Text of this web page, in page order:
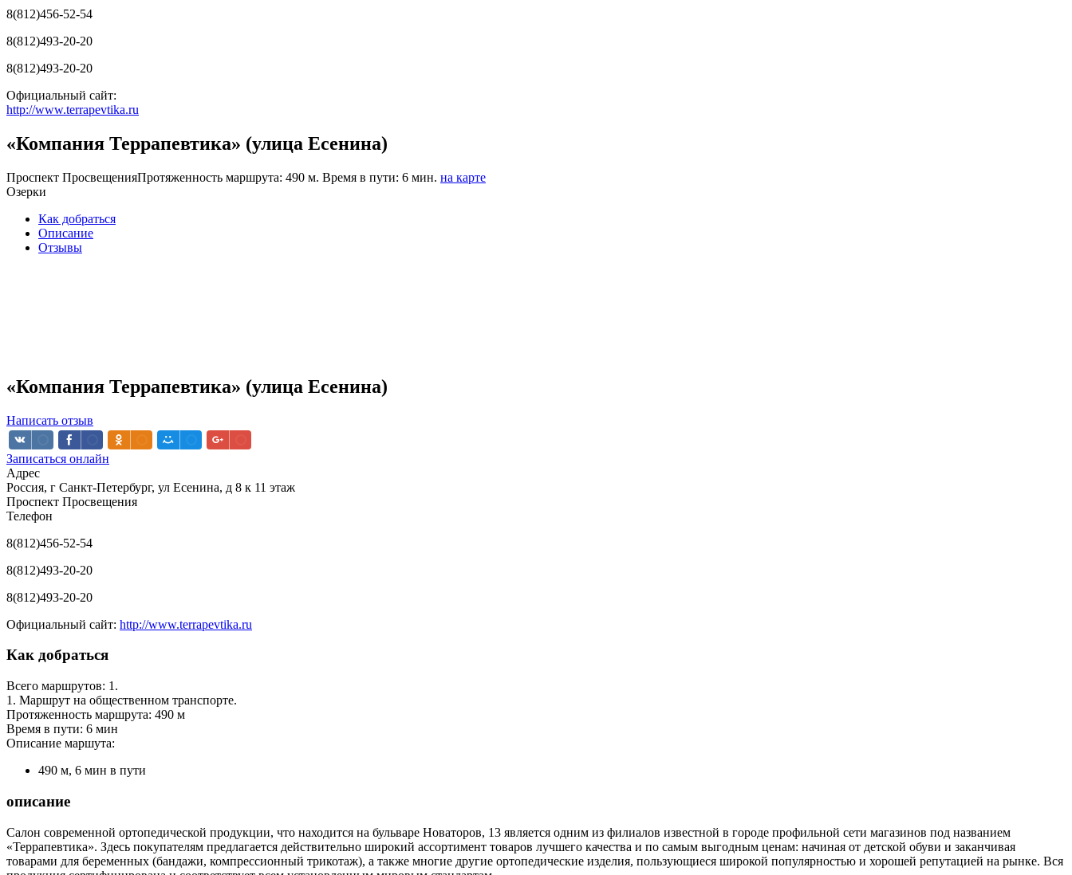
8(812)456-52-54
8(812)493-20-20
8(812)493-20-20
Официальный сайт:
http://www.terrapevtika.ru
«Компания Террапевтика» (улица Есенина)
Проспект ПросвещенияПротяженность маршрута: 490 м. Время в пути: 6 мин. на карте
Озерки
Как добраться
Описание
Отзывы
«Компания Террапевтика» (улица Есенина)
Написать отзыв
Записаться онлайн
Адрес
Россия, г Санкт-Петербург, ул Есенина, д 8 к 11 этаж
Проспект Просвещения
Телефон
8(812)456-52-54
8(812)493-20-20
8(812)493-20-20
Официальный сайт: http://www.terrapevtika.ru
Как добраться
Всего маршрутов: 1.
1. Маршрут на общественном транспорте.
Протяженность маршрута: 490 м
Время в пути: 6 мин
Описание маршута:
490 м, 6 мин в пути
описание
Салон современной ортопедической продукции, что находится на бульваре Новаторов, 13 является одним из филиалов известной в городе профильной сети магазинов под названием
«Террапевтика». Здесь покупателям предлагается действительно широкий ассортимент товаров лучшего качества и по самым выгодным ценам: начиная от детской обуви и заканчивая
товарами для беременных (бандажи, компрессионный трикотаж), а также многие другие ортопедические изделия, пользующиеся широкой популярностью и хорошей репутацией на рынке. Вся